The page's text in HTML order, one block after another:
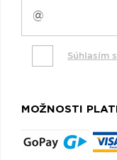
Súhlasím
MOŽNOSTI